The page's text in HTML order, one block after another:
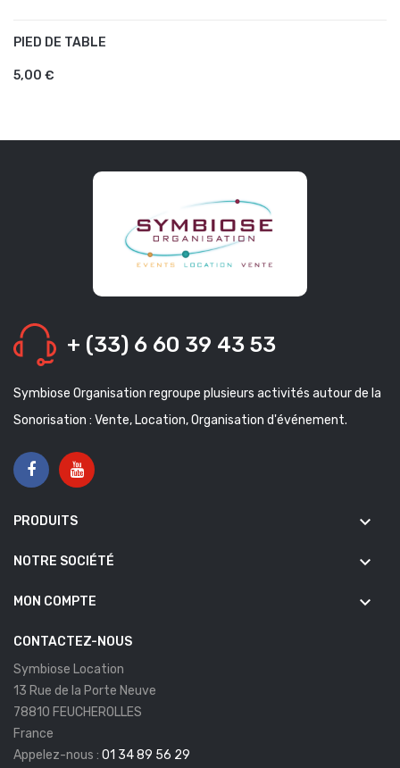
PIED DE TABLE
5,00 €
+ (33) 6 60 39 43 53
Symbiose Organisation regroupe plusieurs activités autour de la
Sonorisation : Vente, Location, Organisation d'événement.
PRODUITS keyboard_arrow_down
NOTRE SOCIÉTÉ keyboard_arrow_down
MON COMPTE keyboard_arrow_down
CONTACTEZ-NOUS
Symbiose Location
13 Rue de la Porte Neuve
78810 FEUCHEROLLES
France
Appelez-nous : 01 34 89 56 29